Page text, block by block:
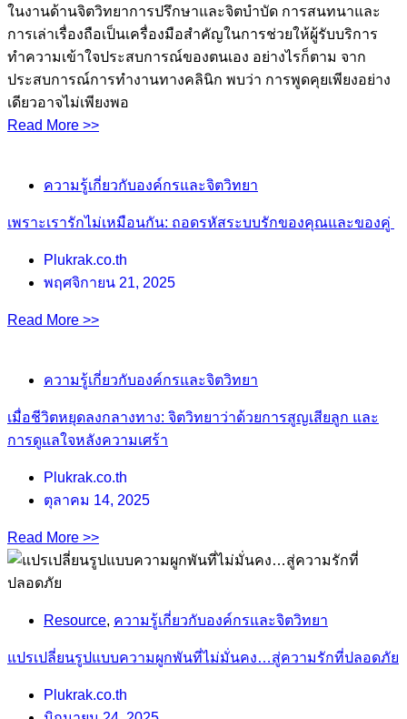
ในงานด้านจิตวิทยาการปรึกษาและจิตบำบัด การสนทนาและ
การเล่าเรื่องถือเป็นเครื่องมือสำคัญในการช่วยให้ผู้รับบริการ
ทำความเข้าใจประสบการณ์ของตนเอง อย่างไรก็ตาม จาก
ประสบการณ์การทำงานทางคลินิก พบว่า การพูดคุยเพียงอย่าง
เดียวอาจไม่เพียงพอ
Read More >>
ความรู้เกี่ยวกับองค์กรและจิตวิทยา
เพราะเรารักไม่เหมือนกัน: ถอดรหัสระบบรักของคุณและของคู่
Plukrak.co.th
พฤศจิกายน 21, 2025
Read More >>
ความรู้เกี่ยวกับองค์กรและจิตวิทยา
เมื่อชีวิตหยุดลงกลางทาง: จิตวิทยาว่าด้วยการสูญเสียลูก และ
การดูแลใจหลังความเศร้า
Plukrak.co.th
ตุลาคม 14, 2025
Read More >>
Resource, ความรู้เกี่ยวกับองค์กรและจิตวิทยา
แปรเปลี่ยนรูปแบบความผูกพันที่ไม่มั่นคง…สู่ความรักที่ปลอดภัย
Plukrak.co.th